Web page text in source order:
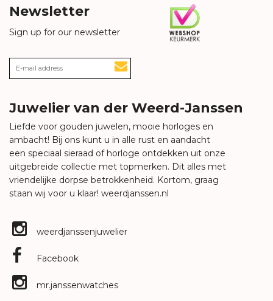
Newsletter
Sign up for our newsletter
Juwelier van der Weerd-Janssen
Liefde voor gouden juwelen, mooie horloges en
ambacht! Bij ons kunt u in alle rust en aandacht
een speciaal sieraad of horloge ontdekken uit onze
uitgebreide collectie met topmerken. Dit alles met
vriendelijke dorpse betrokkenheid. Kortom, graag
staan wij voor u klaar! weerdjanssen.nl
weerdjanssenjuwelier
Facebook
mr.janssenwatches